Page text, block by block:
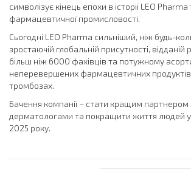
символізує кінець епохи в історії LEO Pharma
фармацевтичної промисловості.
Сьогодні LEO Pharma сильніший, ніж будь-
зростаючій глобальній присутності, відданій
більш ніж 6000 фахівців та потужному
неперевершених фармацевтичних продуктів
тромбозах.
Бачення компанії – стати кращим партнером
дерматологами та покращити життя людей у
2025 року.